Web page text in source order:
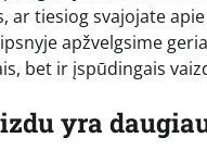
tiesiog svajojate
apžvelgsime
bet ir įspūdingais
yra